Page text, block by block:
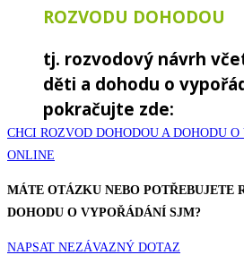
ROZVODU DOHODOU
tj. rozvodový návrh
děti a dohodu o
pokračujte zde:
CHCI ROZVOD DOHODOU A DOHODU
ONLINE
MÁTE OTÁZKU NEBO POTŘEBUJETE
DOHODU O VYPOŘÁDÁNÍ SJM?
NAPSAT NEZÁVAZNÝ DOTAZ